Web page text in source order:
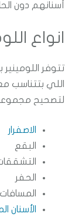
أسنانهم دون
انواع
تتوفر
اللي بتتناسب
لتصحيح
الاصفرار
البقع
الحفر
الأسنان